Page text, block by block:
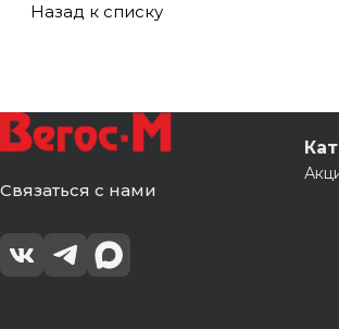
Назад к списку
Связаться с нами